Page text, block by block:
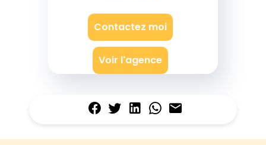
Contactez moi
Voir l'agence